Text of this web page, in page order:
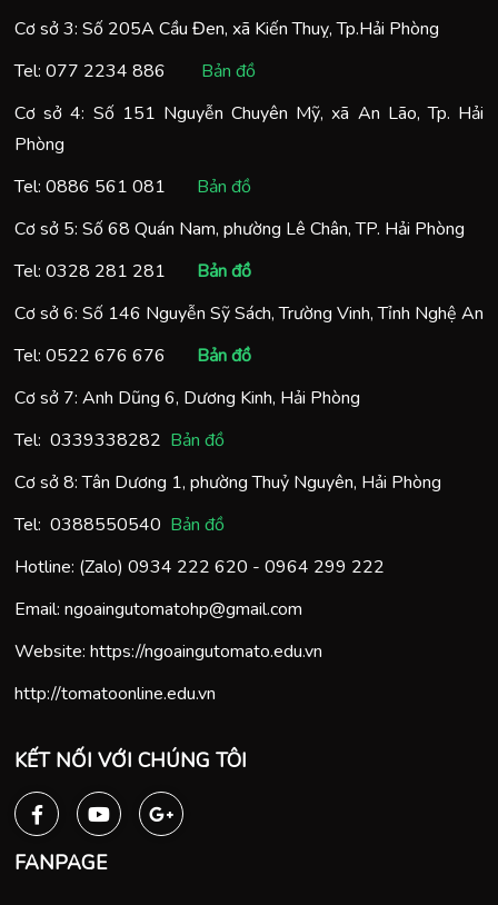
Cơ sở 3: Số 205A Cầu Đen, xã Kiến Thuỵ, Tp.Hải Phòng
Tel: 077 2234 886
Bản đồ
Cơ sở 4: Số 151 Nguyễn Chuyên Mỹ, xã An Lão, Tp. Hải
Phòng
Tel: 0886 561 081
Bản đồ
Cơ sở 5: Số 68 Quán Nam, phường Lê Chân, TP. Hải Phòng
Tel: 0328 281 281
Bản đồ
Cơ sở 6: Số 146 Nguyễn Sỹ Sách, Trường Vinh, Tỉnh Nghệ An
Tel: 0522 676 676
Bản đồ
Cơ sở 7: Anh Dũng 6, Dương Kinh, Hải Phòng
Tel: 0339338282 Bản đồ
Cơ sở 8: Tân Dương 1, phường Thuỷ Nguyên, Hải Phòng
Tel: 0388550540 Bản đồ
Hotline: (Zalo) 0934 222 620 - 0964 299 222
Email: ngoaingutomatohp@gmail.com
Website: https://ngoaingutomato.edu.vn
http://tomatoonline.edu.vn
KẾT NỐI VỚI CHÚNG TÔI
FANPAGE